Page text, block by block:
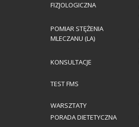
FIZJOLOGICZNA
POMIAR STĘŻENIA
MLECZANU (LA)
KONSULTACJE
TEST FMS
WARSZTATY
PORADA DIETETYCZNA